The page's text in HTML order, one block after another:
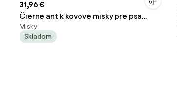
31,96 €
Čierne antik kovové misky pre psa
Potier ornament - 39*19*25 cm
Misky
Skladom